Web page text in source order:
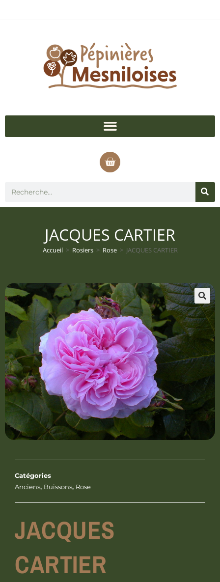
JACQUES CARTIER
Accueil > Rosiers > Rose > JACQUES CARTIER
Catégories
Anciens, Buissons, Rose
JACQUES
CARTIER